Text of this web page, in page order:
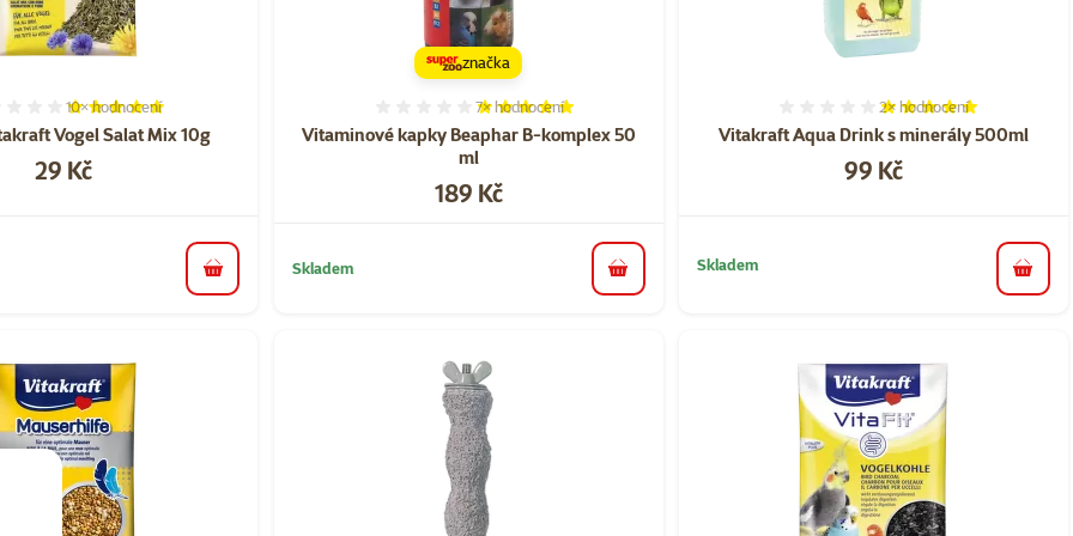
Vogel Salat Mix 10g
Hodnocení 100%, počet hodnocení: 10
10×hodnocení
Cena
29 Kč
do košíku
Vitaminové kapky Beaphar B-komplex 50
ml
Hodnocení 100%, počet hodnocení: 7
7×hodnocení
Cena
189 Kč
značka
Skladem do košíku
Vitakraft Aqua Drink s minerály 500ml
Hodnocení 100%, počet
2× hodnocení
Cena
99 Kč
Skladem
do